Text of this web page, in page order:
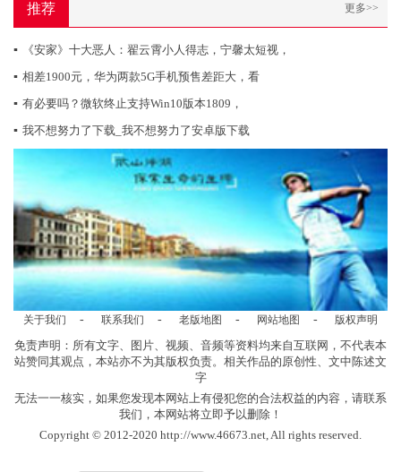
推荐 更多>>
▪
《安家》十大恶人：翟云霄小人得志，宁馨太短视，
▪ 相差1900元，华为两款5G手机预售差距大，看
▪ 有必要吗？微软终止支持Win10版本1809，
▪ 我不想努力了下载_我不想努力了安卓版下载
关于我们 - 联系我们 - 老版地图 - 网站地图 - 版权声明
免责声明：所有文字、图片、视频、音频等资料均来自互联网，不代表本
站赞同其观点，本站亦不为其版权负责。相关作品的原创性、文中陈述文
字
无法一一核实，如果您发现本网站上有侵犯您的合法权益的内容，请联系
我们，本网站将立即予以删除！
Copyright © 2012-2020 http://www.46673.net, All rights reserved.